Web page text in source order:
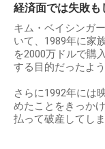
経済面では失敗も
キム・ベイシンガ
いて、1989年に家
を2000万ドルで購
する目的だったよ
さらに1992年には
めたことをきっか
払って破産してしま